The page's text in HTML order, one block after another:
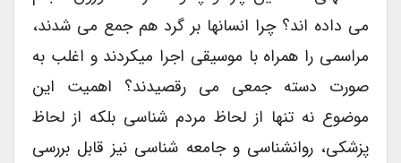
می داده اند؟ چرا انسانها بر گرد هم جمع می شدند،
مراسمی را همراه با موسیقی اجرا میکردند و اغلب به
صورت دسته جمعی می رقصیدند؟ اهمیت این
موضوع نه تنها از لحاظ مردم شناسی بلکه از لحاظ
پزشکی، روانشناسی و جامعه شناسی نیز قابل بررسی